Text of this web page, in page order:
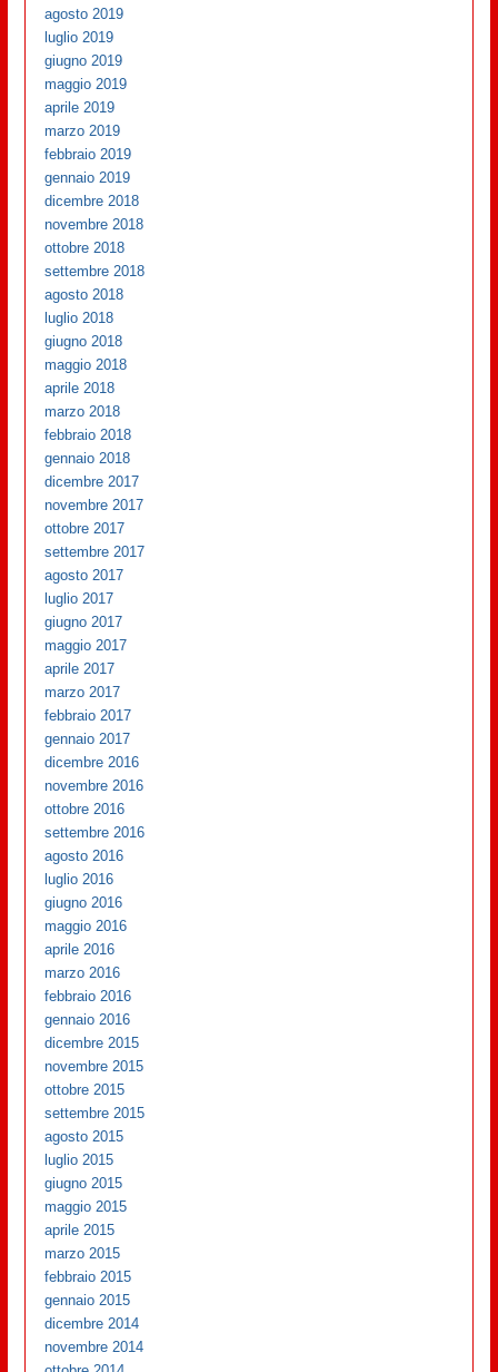
agosto 2019
luglio 2019
giugno 2019
maggio 2019
aprile 2019
marzo 2019
febbraio 2019
gennaio 2019
dicembre 2018
novembre 2018
ottobre 2018
settembre 2018
agosto 2018
luglio 2018
giugno 2018
maggio 2018
aprile 2018
marzo 2018
febbraio 2018
gennaio 2018
dicembre 2017
novembre 2017
ottobre 2017
settembre 2017
agosto 2017
luglio 2017
giugno 2017
maggio 2017
aprile 2017
marzo 2017
febbraio 2017
gennaio 2017
dicembre 2016
novembre 2016
ottobre 2016
settembre 2016
agosto 2016
luglio 2016
giugno 2016
maggio 2016
aprile 2016
marzo 2016
febbraio 2016
gennaio 2016
dicembre 2015
novembre 2015
ottobre 2015
settembre 2015
agosto 2015
luglio 2015
giugno 2015
maggio 2015
aprile 2015
marzo 2015
febbraio 2015
gennaio 2015
dicembre 2014
novembre 2014